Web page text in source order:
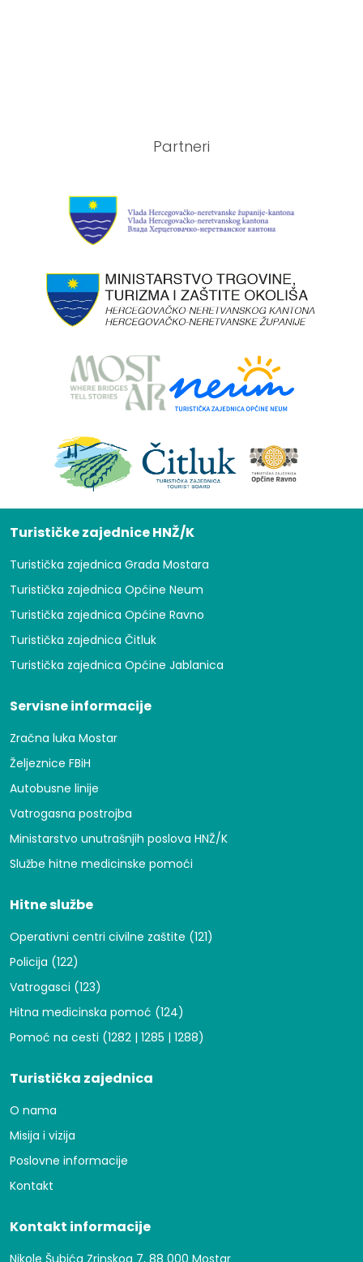
Partneri
Turističke zajednice HNŽ/K
Turistička zajednica Grada Mostara
Turistička zajednica Općine Neum
Turistička zajednica Općine Ravno
Turistička zajednica Čitluk
Turistička zajednica Općine Jablanica
Servisne informacije
Zračna luka Mostar
Željeznice FBiH
Autobusne linije
Vatrogasna postrojba
Ministarstvo unutrašnjih poslova HNŽ/K
Službe hitne medicinske pomoći
Hitne službe
Operativni centri civilne zaštite (121)
Policija (122)
Vatrogasci (123)
Hitna medicinska pomoć (124)
Pomoć na cesti (1282 | 1285 | 1288)
Turistička zajednica
O nama
Misija i vizija
Poslovne informacije
Kontakt
Kontakt informacije
Nikole Šubića Zrinskog 7, 88 000 Mostar